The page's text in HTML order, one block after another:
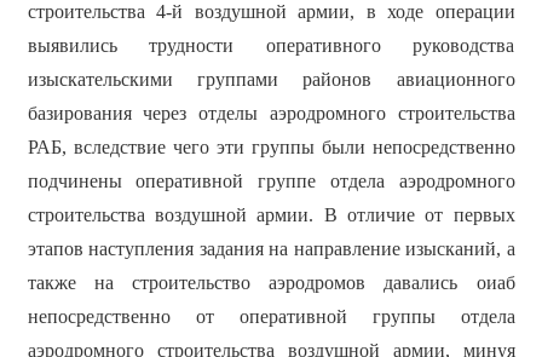
строительства 4-й воздушной армии, в ходе операции
выявились трудности оперативного руководства
изыскательскими группами районов авиационного
базирования через отделы аэродромного строительства
РАБ, вследствие чего эти группы были непосредственно
подчинены оперативной группе отдела аэродромного
строительства воздушной армии. В отличие от первых
этапов наступления задания на направление изысканий, а
также на строительство аэродромов давались оиаб
непосредственно от оперативной группы отдела
аэродромного строительства воздушной армии, минуя